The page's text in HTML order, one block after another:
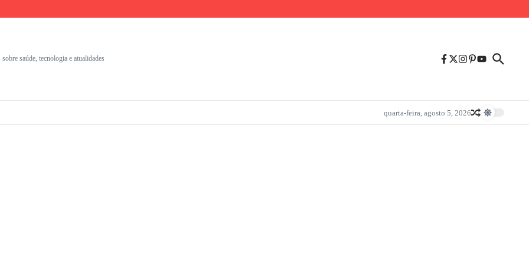
saúde, tecnologia e atualidades
quarta-feira, agosto 5, 2026